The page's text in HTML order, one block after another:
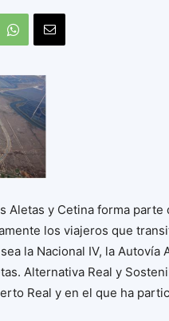
Aletas y Cetina forma
los viajeros que
la Nacional IV, la
Alternativa Real y
Real y en el que ha